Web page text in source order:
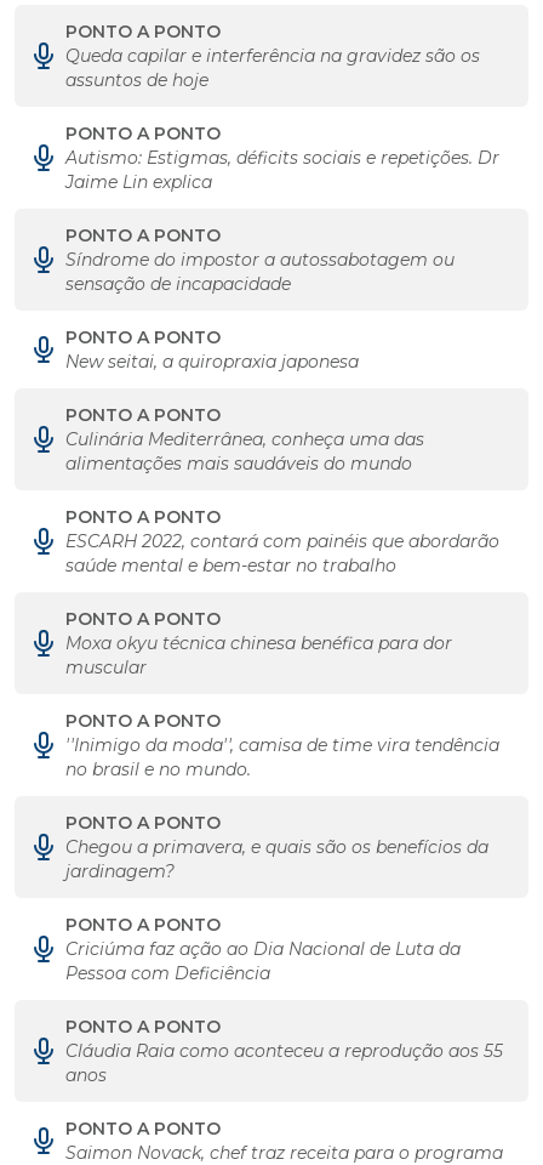
PONTO A PONTO
Queda capilar e interferência na gravidez são os
assuntos de hoje
PONTO A PONTO
Autismo: Estigmas, déficits sociais e repetições. Dr
Jaime Lin explica
PONTO A PONTO
Síndrome do impostor a autossabotagem ou
sensação de incapacidade
PONTO A PONTO
New seitai, a quiropraxia japonesa
PONTO A PONTO
Culinária Mediterrânea, conheça uma das
alimentações mais saudáveis do mundo
PONTO A PONTO
ESCARH 2022, contará com painéis que abordarão
saúde mental e bem-estar no trabalho
PONTO A PONTO
Moxa okyu técnica chinesa benéfica para dor
muscular
PONTO A PONTO
''Inimigo da moda'', camisa de time vira tendência
no brasil e no mundo.
PONTO A PONTO
Chegou a primavera, e quais são os benefícios da
jardinagem?
PONTO A PONTO
Criciúma faz ação ao Dia Nacional de Luta da
Pessoa com Deficiência
PONTO A PONTO
Cláudia Raia como aconteceu a reprodução aos 55
anos
PONTO A PONTO
Saimon Novack, chef traz receita para o programa